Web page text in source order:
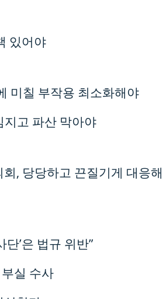
있어야
미칠 부작용 최소화해야
지고 파산 막아야
, 당당하고 끈질기게 대응해
’은 법규 위반”
실 수사